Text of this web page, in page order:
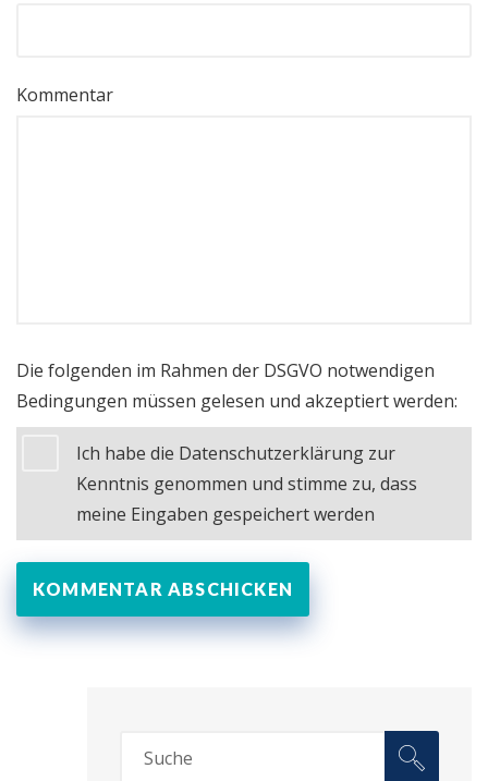
Kommentar
Die folgenden im Rahmen der DSGVO notwendigen
Bedingungen müssen gelesen und akzeptiert werden:
Ich habe die Datenschutzerklärung zur
Kenntnis genommen und stimme zu, dass
meine Eingaben gespeichert werden